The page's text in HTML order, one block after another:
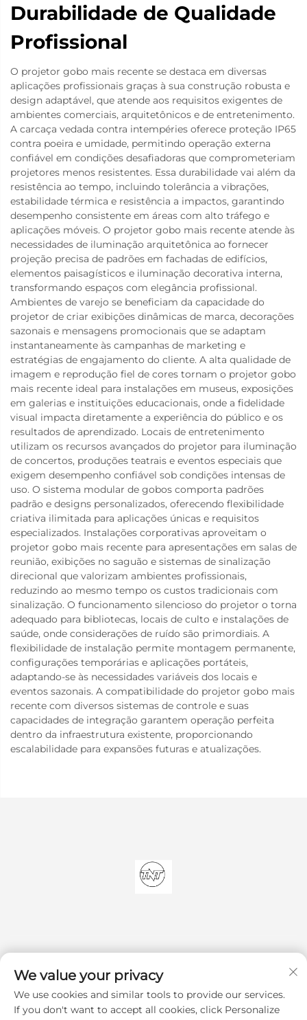
Durabilidade de Qualidade
Profissional
O projetor gobo mais recente se destaca em diversas
aplicações profissionais graças à sua construção robusta e
design adaptável, que atende aos requisitos exigentes de
ambientes comerciais, arquitetônicos e de entretenimento.
A carcaça vedada contra intempéries oferece proteção IP65
contra poeira e umidade, permitindo operação externa
confiável em condições desafiadoras que comprometeriam
projetores menos resistentes. Essa durabilidade vai além da
resistência ao tempo, incluindo tolerância a vibrações,
estabilidade térmica e resistência a impactos, garantindo
desempenho consistente em áreas com alto tráfego e
aplicações móveis. O projetor gobo mais recente atende às
necessidades de iluminação arquitetônica ao fornecer
projeção precisa de padrões em fachadas de edifícios,
elementos paisagísticos e iluminação decorativa interna,
transformando espaços com elegância profissional.
Ambientes de varejo se beneficiam da capacidade do
projetor de criar exibições dinâmicas de marca, decorações
sazonais e mensagens promocionais que se adaptam
instantaneamente às campanhas de marketing e
estratégias de engajamento do cliente. A alta qualidade de
imagem e reprodução fiel de cores tornam o projetor gobo
mais recente ideal para instalações em museus, exposições
em galerias e instituições educacionais, onde a fidelidade
visual impacta diretamente a experiência do público e os
resultados de aprendizado. Locais de entretenimento
utilizam os recursos avançados do projetor para iluminação
de concertos, produções teatrais e eventos especiais que
exigem desempenho confiável sob condições intensas de
uso. O sistema modular de gobos comporta padrões
padrão e designs personalizados, oferecendo flexibilidade
criativa ilimitada para aplicações únicas e requisitos
especializados. Instalações corporativas aproveitam o
projetor gobo mais recente para apresentações em salas de
reunião, exibições no saguão e sistemas de sinalização
direcional que valorizam ambientes profissionais,
reduzindo ao mesmo tempo os custos tradicionais com
sinalização. O funcionamento silencioso do projetor o torna
adequado para bibliotecas, locais de culto e instalações de
saúde, onde considerações de ruído são primordiais. A
flexibilidade de instalação permite montagem permanente,
configurações temporárias e aplicações portáteis,
adaptando-se às necessidades variáveis dos locais e
eventos sazonais. A compatibilidade do projetor gobo mais
recente com diversos sistemas de controle e suas
capacidades de integração garantem operação perfeita
dentro da infraestrutura existente, proporcionando
escalabilidade para expansões futuras e atualizações.
Inscrever-se
We value your privacy
We use cookies and similar tools to provide our services.
If you don't want to accept all cookies, click Personalize